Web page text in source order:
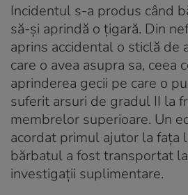
Incidentul s-a produs când
să-și aprindă o țigară. Din
aprins accidental o sticlă de
care o avea asupra sa, ceea
aprinderea gecii pe care o
suferit arsuri de gradul II la
membrelor superioare. Un
acordat primul ajutor la fața
bărbatul a fost transportat
investigații suplimentare.